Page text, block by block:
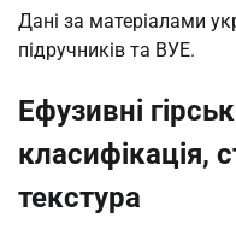
Дані за матеріалами
підручників та ВУЕ.
Ефузивні
класифікація,
текстура